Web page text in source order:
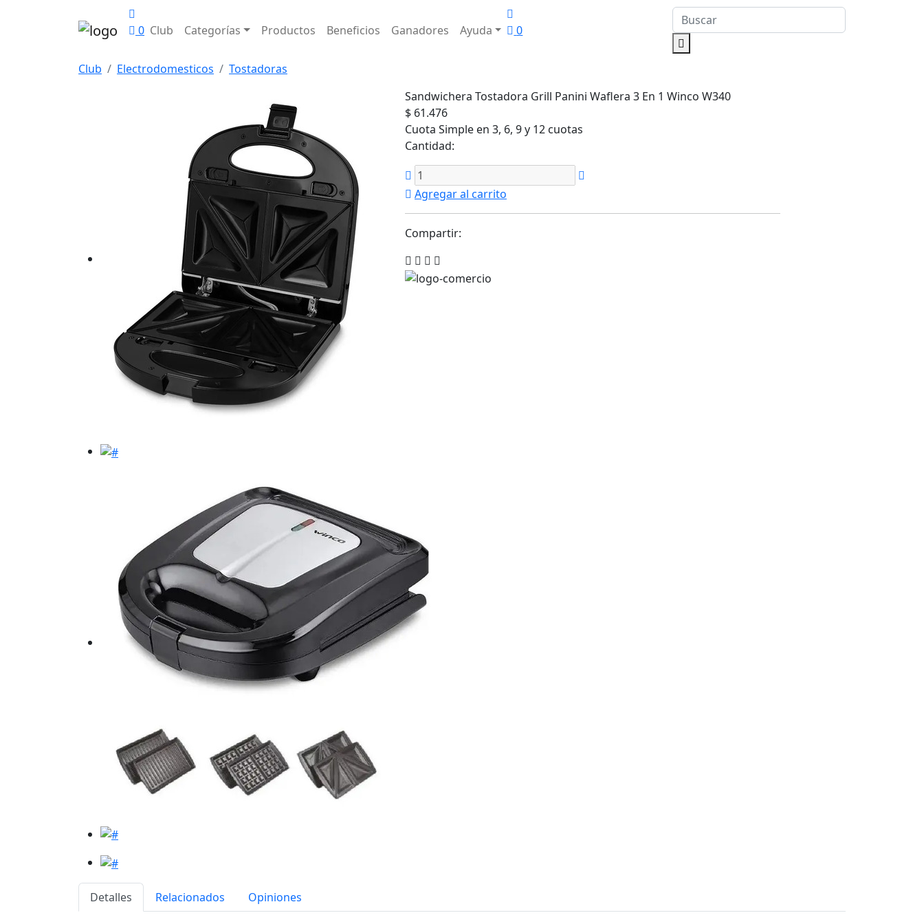
0 Club Categorías Productos Beneficios Ganadores Ayuda 0
Club Electrodomesticos
Tostadoras
Sandwichera Tostadora Grill Panini Waflera 3 En 1 Winco W340
$ 61.476
Cuota Simple en 3, 6, 9 y 12 cuotas
Cantidad:
Agregar al carrito
Compartir:
Detalles Relacionados Opiniones